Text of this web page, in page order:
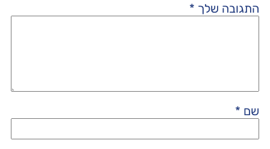
התגובה שלך *
שם *